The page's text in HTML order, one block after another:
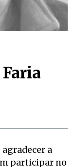
a
participar no